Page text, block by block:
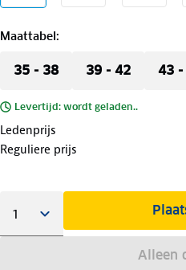
Maattabel:
35 - 38 39 - 42 43 -
Levertijd: wordt geladen..
Ledenprijs
Reguliere prijs
Alleen